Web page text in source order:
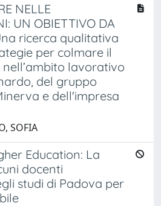
NELLE
UN OBIETTIVO DA
ricerca qualitativa
per colmare il
lavorativo
del gruppo
e dell'impresa
SOFIA
Education: La
docenti
studi di Padova per